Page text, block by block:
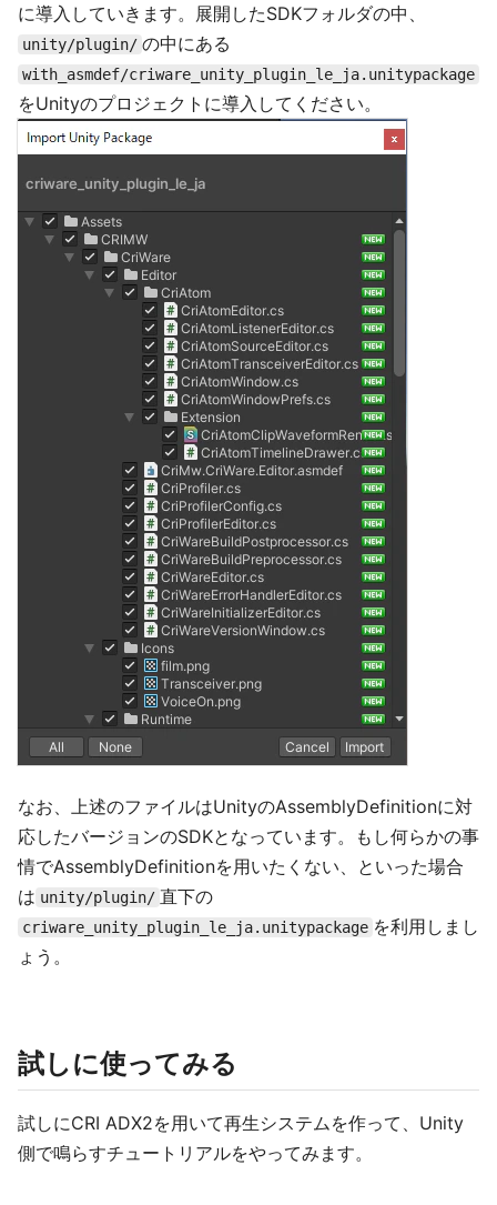
に導入していきます。展開したSDKフォルダの中、
unity/plugin/ の中にある
with_asmdef/criware_unity_plugin_le_ja.unitypackage
をUnityのプロジェクトに導入してください。
なお、上述のファイルはUnityのAssemblyDefinitionに対
応したバージョンのSDKとなっています。もし何らかの事
情でAssemblyDefinitionを用いたくない、といった場合
は unity/plugin/ 直下の
criware_unity_plugin_le_ja.unitypackage を利用しまし
ょう。
試しに使ってみる
試しにCRI ADX2を用いて再生システムを作って、Unity
側で鳴らすチュートリアルをやってみます。